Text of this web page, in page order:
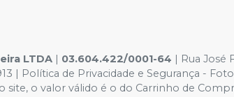
LTDA 03.604.422/0001-64 | Rua José
| Política de Privacidade e Segurança -
o valor válido é o do Carrinho de